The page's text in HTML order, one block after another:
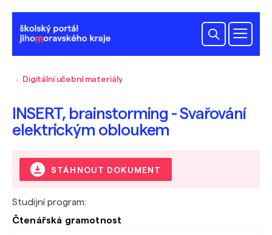
Digitální učební materiály
INSERT, brainstorming - Svařování
elektrickým obloukem
STÁHNOUT DOKUMENT
Studijní program:
Čtenářská gramotnost